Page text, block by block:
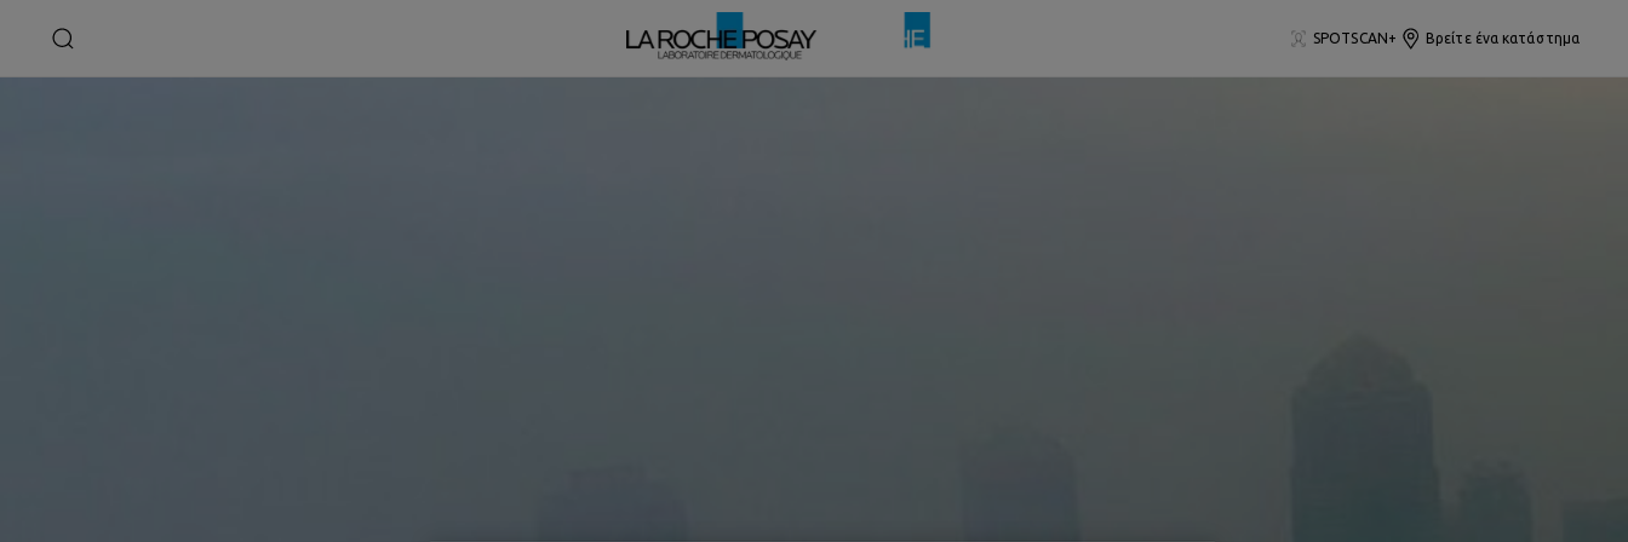
SPOTSCAN+ Βρείτε ένα κατάστημα